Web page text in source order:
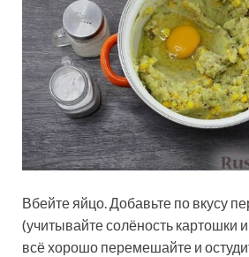
Вбейте яйцо. Добавьте по вкусу
(учитывайте солёность картошки
всё хорошо перемешайте и